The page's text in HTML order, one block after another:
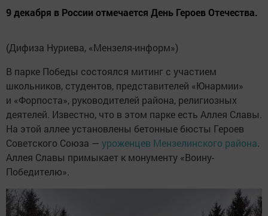
9 декабря в России отмечается День Героев Отечества.
(Дифиза Нуриева, «Мензеля-информ»)
В парке Победы состоялся митинг с участием
школьников, студентов, представителей «Юнармии»
и «Форпоста», руководителей района, религиозных
деятелей. Известно, что в этом парке есть Аллея Славы.
На этой аллее установлены бетонные бюсты Героев
Советского Союза — уроженцев Мензелинского района.
Аллея Славы примыкает к монументу «Воину-
Победителю».